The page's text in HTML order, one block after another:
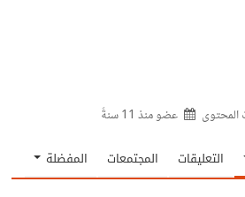
عضو منذ 11 سنةً
التعليقات المجتمعات المفضلة